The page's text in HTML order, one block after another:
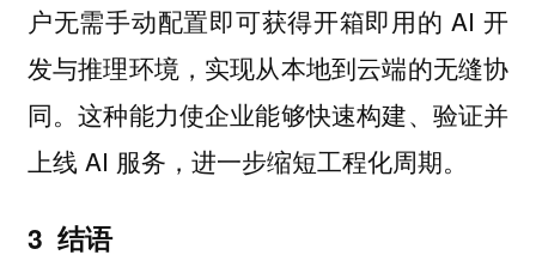
户无需手动配置即可获得开箱即用的 AI 开
发与推理环境，实现从本地到云端的无缝协
同。这种能力使企业能够快速构建、验证并
上线 AI 服务，进一步缩短工程化周期。
3 结语